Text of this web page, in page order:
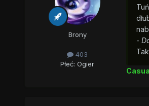
Brony
403
Płeć: Ogier
-